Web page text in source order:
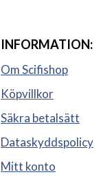
INFORMATION:
Om Scifishop
Köpvillkor
Säkra betalsätt
Dataskyddspolicy
Mitt konto